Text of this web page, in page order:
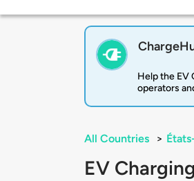
Help the EV
operators
All Countries >
EV